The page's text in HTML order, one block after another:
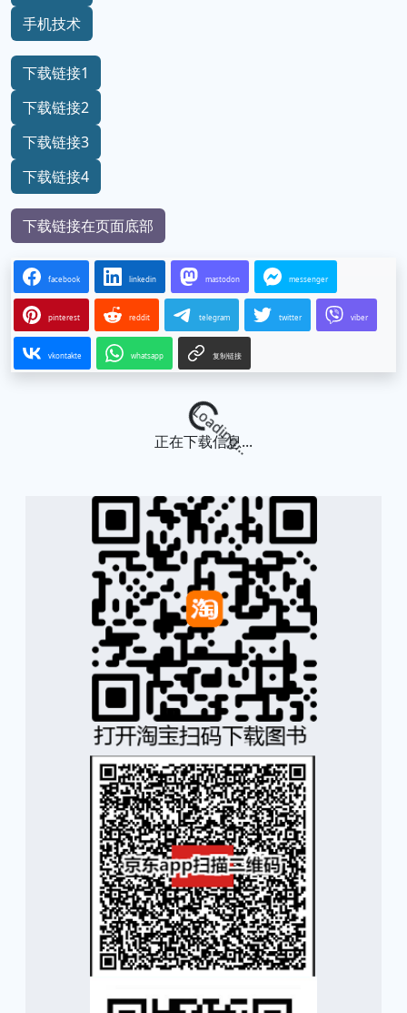
手机技术
下载链接1
下载链接2
下载链接3
下载链接4
下载链接在页面底部
facebook linkedin mastodon messenger
pinterest reddit telegram twitter viber
vkontakte whatsapp 复制链接
Loading...
正在下载信息...